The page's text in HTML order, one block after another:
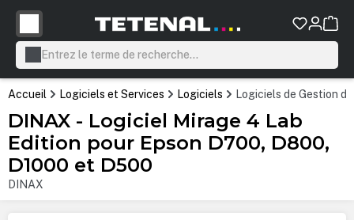
principal
Accueil Logiciels et Services Logiciels Logiciels de Gestion
DINAX - Logiciel Mirage 4 Lab
Edition pour Epson D700, D800,
D1000 et D500
DINAX